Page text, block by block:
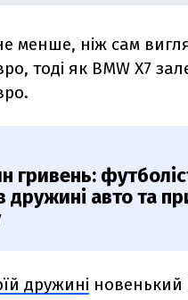
менше, ніж сам
тоді як BMW X7
гривень:
дружині авто та
дружині новенький